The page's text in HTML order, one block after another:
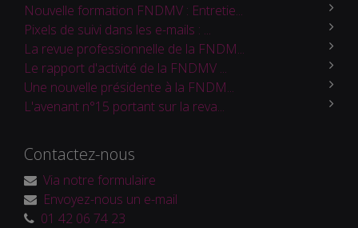
Nouvelle formation FNDMV : Entretie...
Pixels de suivi dans les e-mails : ...
La revue professionnelle de la FNDM...
Le rapport d'activité de la FNDMV ...
Une nouvelle présidente à la FNDM...
L'avenant n°15 portant sur la reva...
Contactez-nous
Via notre formulaire
Envoyez-nous un e-mail
01 42 06 74 23